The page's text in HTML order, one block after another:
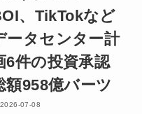
、TikTokなど
ータセンター計
6件の投資承認
額958億バーツ
2026-07-08